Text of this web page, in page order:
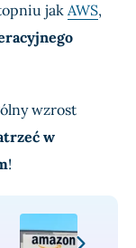
jak AWS,
wzrost
w
!